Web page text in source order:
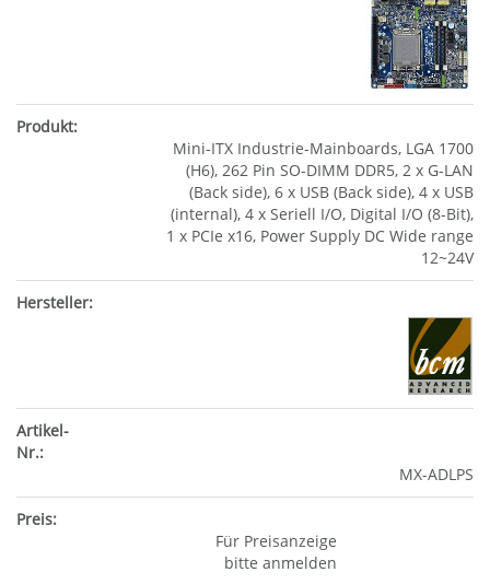
Mini-ITX Industrie-Mainboards, LGA 1700
(H6), 262 Pin SO-DIMM DDR5, 2 x G-LAN
(Back side), 6 x USB (Back side), 4 x USB
(internal), 4 x Seriell I/O, Digital I/O (8-Bit),
1 x PCIe x16, Power Supply DC Wide range
12~24V
MX-ADLPS
Für Preisanzeige
bitte anmelden